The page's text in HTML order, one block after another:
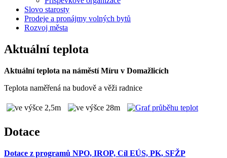
Slovo starosty
Prodeje a pronájmy volných bytů
Rozvoj města
Aktuální teplota
Aktuální teplota na náměstí Míru v Domažlicích
Teplota naměřená na budově a věži radnice
Dotace
Dotace z programů NPO, IROP, Cíl EÚS, PK, SFŽP